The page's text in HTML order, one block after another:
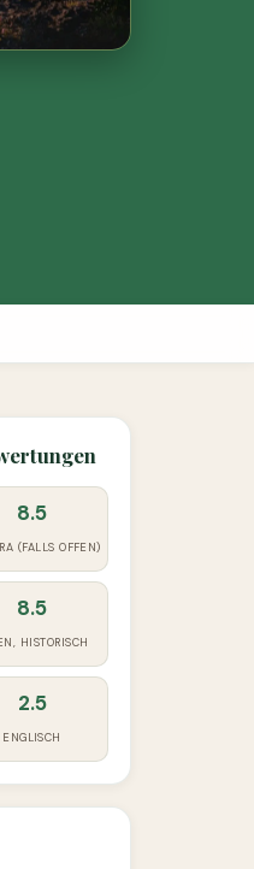
8.5
(FALLS OFFEN)
8.5
HISTORISCH
2.5
ENGLISCH